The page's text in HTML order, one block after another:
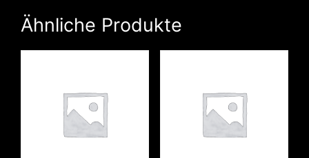
Ähnliche Produkte